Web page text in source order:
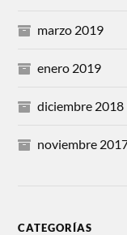
marzo 2019
enero 2019
diciembre 2018
noviembre
CATEGORÍAS